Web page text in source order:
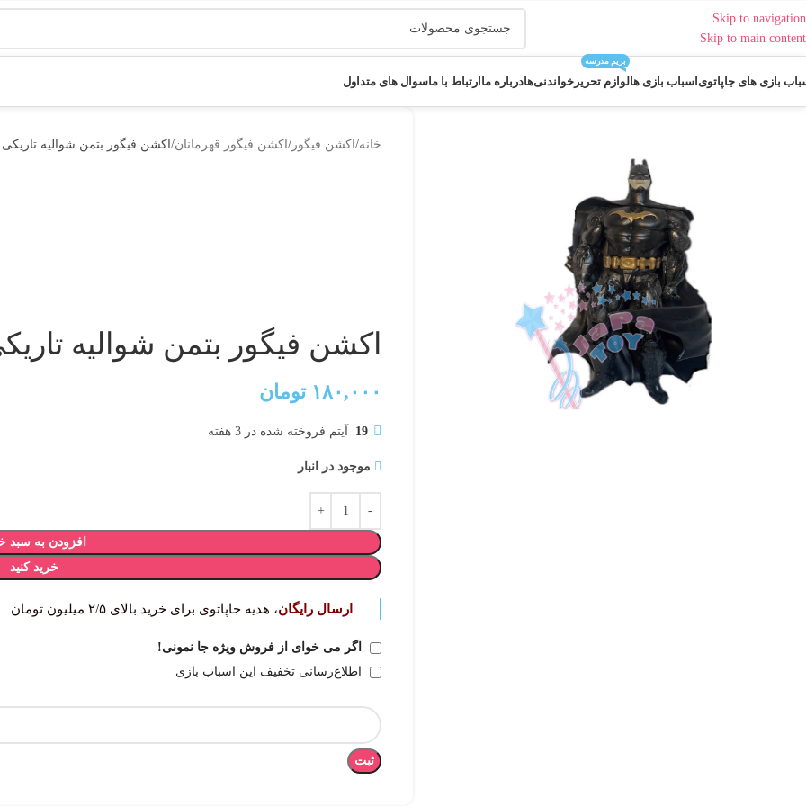
Skip to navigation
Skip to main content
بازی های جاپاتویاسباب بازی هالوازم تحریر
بریم مدرسه
خواندنی‌هادرباره ماارتباط با ماسوال های متداول
خانه اکشن فیگور اکشن فیگور قهرمانان اکشن فیگور بتمن شوالیه تاریکی
اکشن فیگور بتمن شوالیه
۱۸۰,۰۰۰ تومان
19 آیتم فروخته شده در 3 هفته
موجود در انبار
افزودن به سبد
خرید کنید
ارسال رایگان، هدیه جاپاتوی برای خرید بالای ۲/۵ میلیون تومان
اگر می خوای از فروش ویژه جا نمونی!
اطلاع‌رسانی تخفیف این اسباب بازی
ثبت